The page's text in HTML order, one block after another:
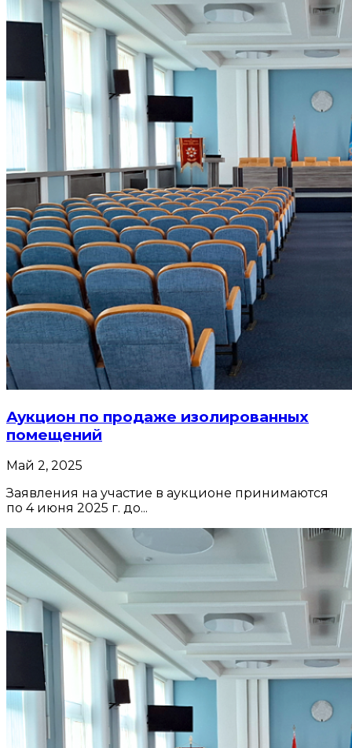
Аукцион по продаже изолированных
помещений
Май 2, 2025
Заявления на участие в аукционе принимаются
по 4 июня 2025 г. до...